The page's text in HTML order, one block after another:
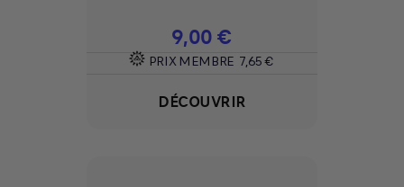
Prix
9,00 €
PRIX MEMBRE 7,65 €
DÉCOUVRIR